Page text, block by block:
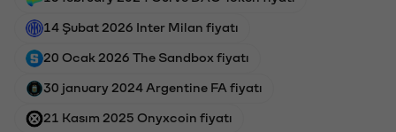
14 Şubat 2026 Inter Milan fiyatı
20 Ocak 2026 The Sandbox fiyatı
30 january 2024 Argentine FA fiyatı
21 Kasım 2025 Onyxcoin fiyatı